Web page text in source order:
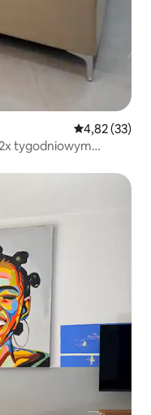
Średnia
4,82 (33)
tygodniowym